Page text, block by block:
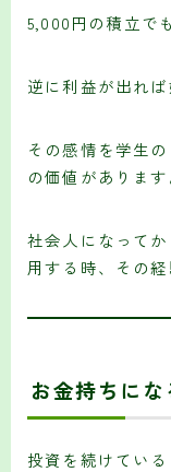
5,000円の積立で
逆に利益が出れば
その感情を学生
の価値があります
社会人になって
用する時、その
お金持ちに
投資を続けてい